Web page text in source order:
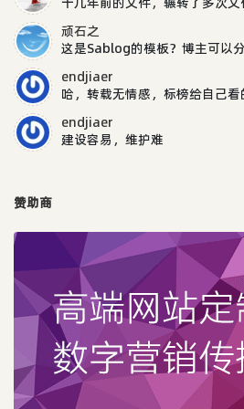
顽石之
这是Sablog的模板？博主可以
endjiaer
哈，转载无情感，标榜给自己看
endjiaer
建设容易，维护难
赞助商